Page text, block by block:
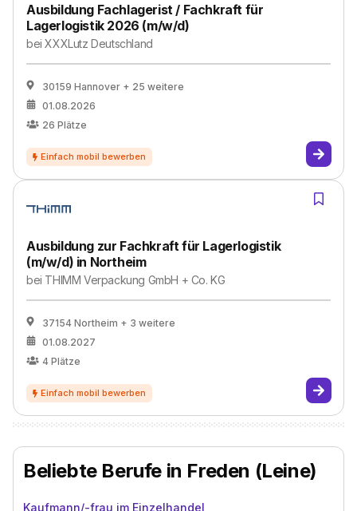
Ausbildung Fachlagerist / Fachkraft für
Lagerlogistik 2026 (m/w/d)
beiXXXLutz Deutschland
30159 Hannover + 25 weitere
01.08.2026
26 Plätze
Ausbildung zur Fachkraft für Lagerlogistik
(m/w/d) in Northeim
bei THIMM Verpackung GmbH + Co. KG
37154 Northeim + 3 weitere
01.08.2027
4 Plätze
Beliebte Berufe in Freden (Leine)
Kaufmann/-frau im Einzelhandel